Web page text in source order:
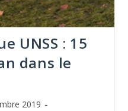
UNSS : 15
dans le
2019